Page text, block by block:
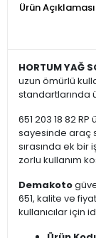
Ürün Açıklaması
HORTUM YAĞ
uzun ömürlü
standartlarında
651 203 18 82
sayesinde araç
sırasında ek bir
zorlu kullanım
Demakoto
651, kalite ve
kullanıcılar için